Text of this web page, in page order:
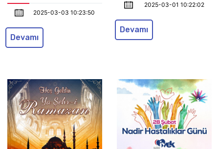
2025-03-03 10:23:50
Devamı
2025-03-01 10:22:02
Devamı